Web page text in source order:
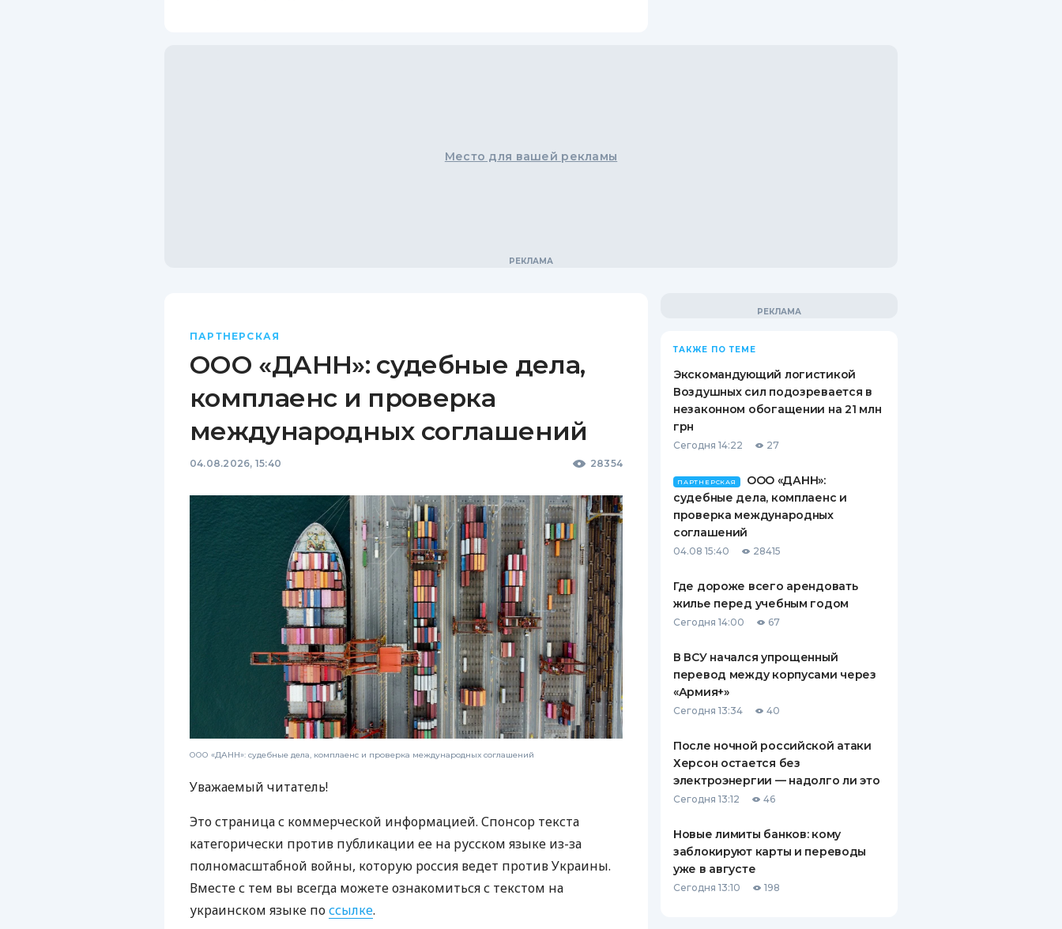
Место для вашей рекламы
ПАРТНЕРСКАЯ
ООО «ДАНН»: судебные дела,
комплаенс и проверка
международных соглашений
04.08.2026, 15:40 28354
ООО «ДАНН»: судебные дела, комплаенс и проверка международных соглашений
Уважаемый читатель!
Это страница с коммерческой информацией. Спонсор текста
категорически против публикации ее на русском языке из-за
полномасштабной войны, которую россия ведет против Украины.
Вместе с тем вы всегда можете ознакомиться с текстом на
украинском языке поссылке.
ТАКЖЕ ПО ТЕМЕ
Экскомандующий логистикой
Воздушных сил подозревается в
незаконном обогащении на 21 млн
грн
Сегодня 14:22 27
ПАРТНЕРСКАЯ
ООО «ДАНН»:
судебные дела, комплаенс и
проверка международных
соглашений
04.08 15:40 28415
Где дороже всего арендовать
жилье перед учебным годом
Сегодня 14:00 67
В ВСУ начался упрощенный
перевод между корпусами через
«Армия+»
Сегодня 13:34 40
После ночной российской атаки
Херсон остается без
электроэнергии — надолго ли это
Сегодня 13:12 46
Новые лимиты банков: кому
заблокируют карты и переводы
уже в августе
Сегодня 13:10 198